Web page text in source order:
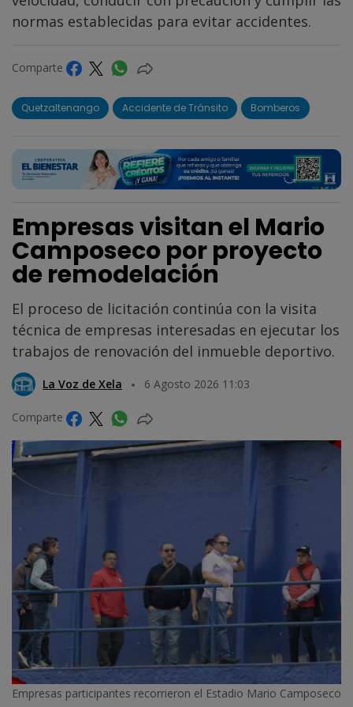
normas establecidas para evitar accidentes.
Comparte
Quetzaltenango Accidente de Tránsito Bomberos
Empresas visitan el Mario
Camposeco por proyecto
de remodelación
El proceso de licitación continúa con la visita
técnica de empresas interesadas en ejecutar los
trabajos de renovación del inmueble deportivo.
La Voz de Xela 6 Agosto 2026 11:03
Comparte
Empresas participantes recorrieron el Estadio Mario Camposeco